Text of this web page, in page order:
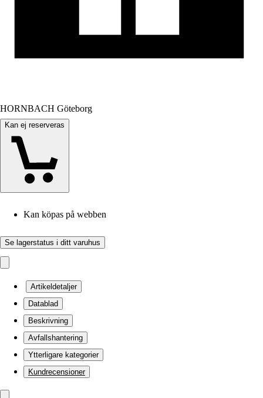
HORNBACH Göteborg
Kan ej reserveras
Kan köpas på webben
Se lagerstatus i ditt varuhus
Artikeldetaljer
Datablad
Beskrivning
Avfallshantering
Ytterligare kategorier
Kundrecensioner